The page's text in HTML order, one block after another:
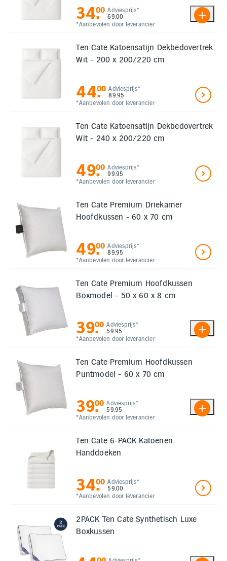
Adviesprijs*
69.00
*Aanbevolen door leverancier
34.
00
Ten Cate Katoensatijn Dekbedovertrek
Wit - 200 x 200/220 cm
Adviesprijs*
89.95
*Aanbevolen door leverancier
44.
00
Ten Cate Katoensatijn Dekbedovertrek
Wit - 240 x 200/220 cm
Adviesprijs*
99.95
*Aanbevolen door leverancier
49.
00
Ten Cate Premium Driekamer
Hoofdkussen - 60 x 70 cm
Adviesprijs*
89.95
*Aanbevolen door leverancier
49.
00
Ten Cate Premium Hoofdkussen
Boxmodel - 50 x 60 x 8 cm
Adviesprijs*
59.95
*Aanbevolen door leverancier
39.
00
Ten Cate Premium Hoofdkussen
Puntmodel - 60 x 70 cm
Adviesprijs*
59.95
*Aanbevolen door leverancier
39.
00
Ten Cate 6-PACK Katoenen
Handdoeken
Adviesprijs*
59.00
*Aanbevolen door leverancier
34.
00
2PACK Ten Cate Synthetisch Luxe
Boxkussen